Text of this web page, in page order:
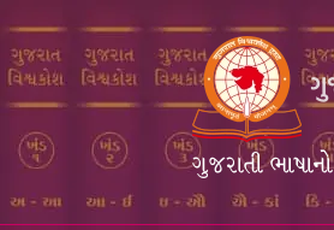
ગુજરાતી